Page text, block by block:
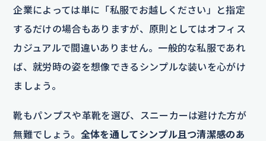
企業によっては単に「私服でお越しください」と指定
するだけの場合もありますが、原則としてはオフィス
カジュアルで間違いありません。一般的な私服であれ
ば、就労時の姿を想像できるシンプルな装いを心がけ
ましょう。
靴もパンプスや革靴を選び、スニーカーは避けた方が
無難でしょう。 全体を通してシンプル且つ清潔感のあ